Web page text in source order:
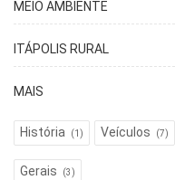
MEIO AMBIENTE
ITÁPOLIS RURAL
MAIS
História (1) Veículos (7)
Gerais (3)